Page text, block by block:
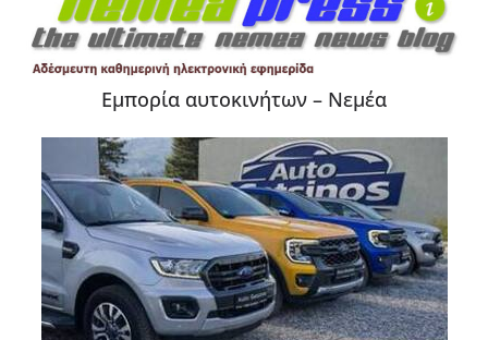
Εμπορία αυτοκινήτων – Νεμέα